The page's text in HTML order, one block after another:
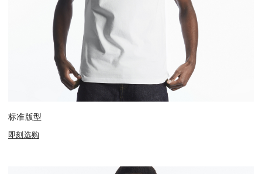
标准版型
即刻选购